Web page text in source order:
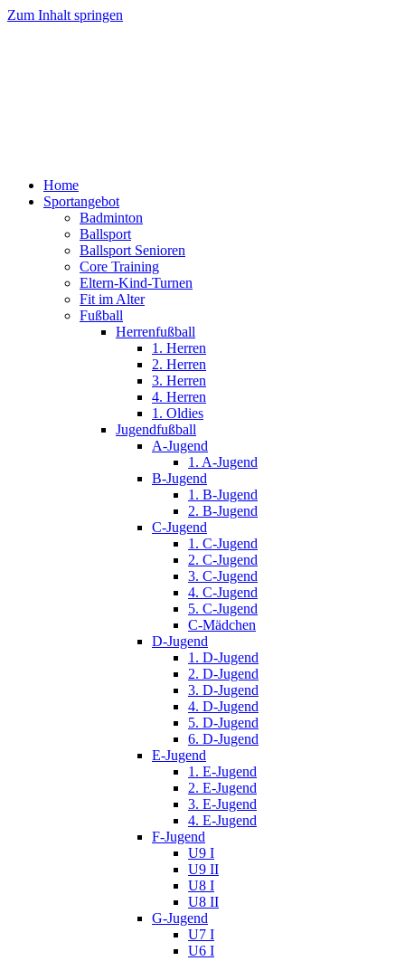
Zum Inhalt springen
Home
Sportangebot
Badminton
Ballsport
Ballsport Senioren
Core Training
Eltern-Kind-Turnen
Fit im Alter
Fußball
Herrenfußball
1. Herren
2. Herren
3. Herren
4. Herren
1. Oldies
Jugendfußball
A-Jugend
1. A-Jugend
B-Jugend
1. B-Jugend
2. B-Jugend
C-Jugend
1. C-Jugend
2. C-Jugend
3. C-Jugend
4. C-Jugend
5. C-Jugend
C-Mädchen
D-Jugend
1. D-Jugend
2. D-Jugend
3. D-Jugend
4. D-Jugend
5. D-Jugend
6. D-Jugend
E-Jugend
1. E-Jugend
2. E-Jugend
3. E-Jugend
4. E-Jugend
F-Jugend
U9 I
U9 II
U8 I
U8 II
G-Jugend
U7 I
U6 I